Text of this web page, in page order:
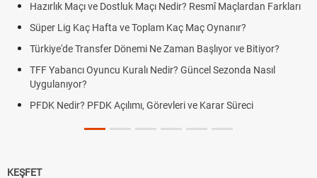
Hazırlık Maçı ve Dostluk Maçı Nedir? Resmî Maçlardan Farkları
Süper Lig Kaç Hafta ve Toplam Kaç Maç Oynanır?
Türkiye'de Transfer Dönemi Ne Zaman Başlıyor ve Bitiyor?
TFF Yabancı Oyuncu Kuralı Nedir? Güncel Sezonda Nasıl
Uygulanıyor?
PFDK Nedir? PFDK Açılımı, Görevleri ve Karar Süreci
KEŞFET